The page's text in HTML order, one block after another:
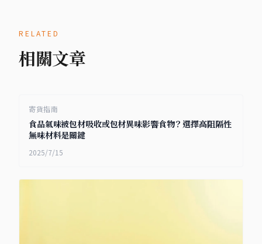
RELATED
相關文章
寄貨指南
食品氣味被包材吸收或包材異味影響食物？選擇高阻隔性
無味材料是關鍵
2025/7/15